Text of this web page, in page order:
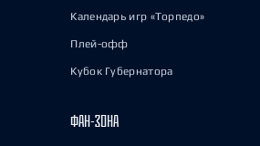
Календарь игр «Торпедо»
Плей-офф
Кубок Губернатора
ФАН-ЗОНА